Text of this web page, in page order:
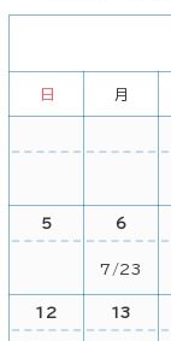
日 月
5 6
7/23
12 13